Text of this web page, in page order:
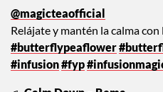
@magicteaofficial
Relájate y mantén la calma con
#butterflypeaflower
#infusion#fyp